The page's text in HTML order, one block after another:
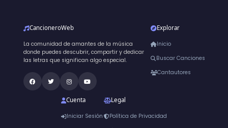
CancioneroWeb
La comunidad de amantes de la música
donde puedes descubrir, compartir y dedicar
las letras que significan algo especial.
Explorar
Inicio
Buscar Canciones
Cantautores
Cuenta
Iniciar Sesión
Legal
Política de Privacidad